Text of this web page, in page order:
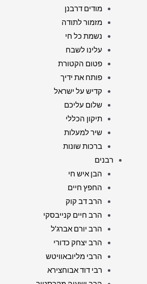
מודים דרבנן
מזמור לתודה
נשמת כל חי
עלינו לשבח
פטום הקטורת
פותח את ידיך
קדיש על ישראל
שלום עליכם
תיקון הכללי
שיר למעלות
ברכות שונות
רבנים
הבן איש חי
החפץ חיים
הרב דב קוק
הרב חיים קנייבסקי
הרב יורם אברג'ל
הרב יצחק כדורי
הרבי מליובאוויטש
רבי דוד אבוחצירא